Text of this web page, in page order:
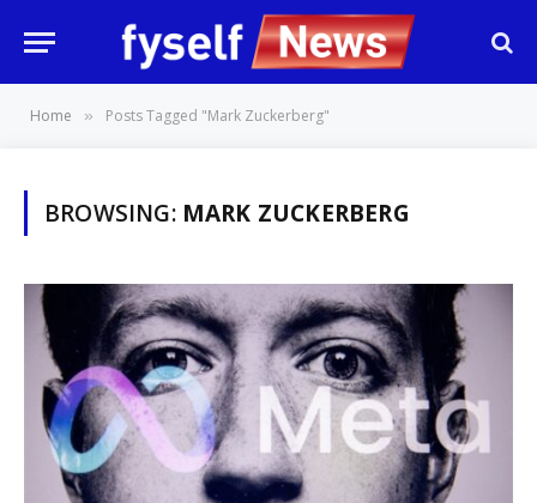
Home » Posts Tagged "Mark Zuckerberg"
BROWSING: MARK ZUCKERBERG